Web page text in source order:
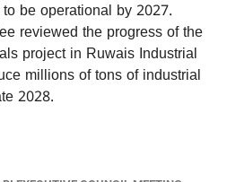
be operational by 2027.
reviewed the progress of the
project in Ruwais Industrial
millions of tons of industrial
2028.